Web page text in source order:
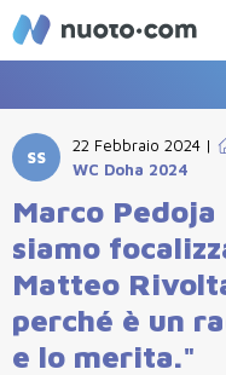
SS
22 Febbraio 2024 |
WC Doha 2024
Marco Pedoja
siamo
Matteo
perché è un
e lo merita."